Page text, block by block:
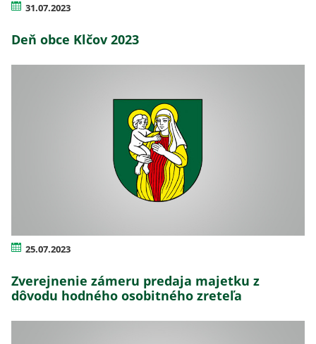
31.07.2023
Deň obce Klčov 2023
25.07.2023
Zverejnenie zámeru predaja majetku z
dôvodu hodného osobitného zreteľa